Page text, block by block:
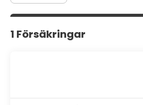
1 Försäkringar